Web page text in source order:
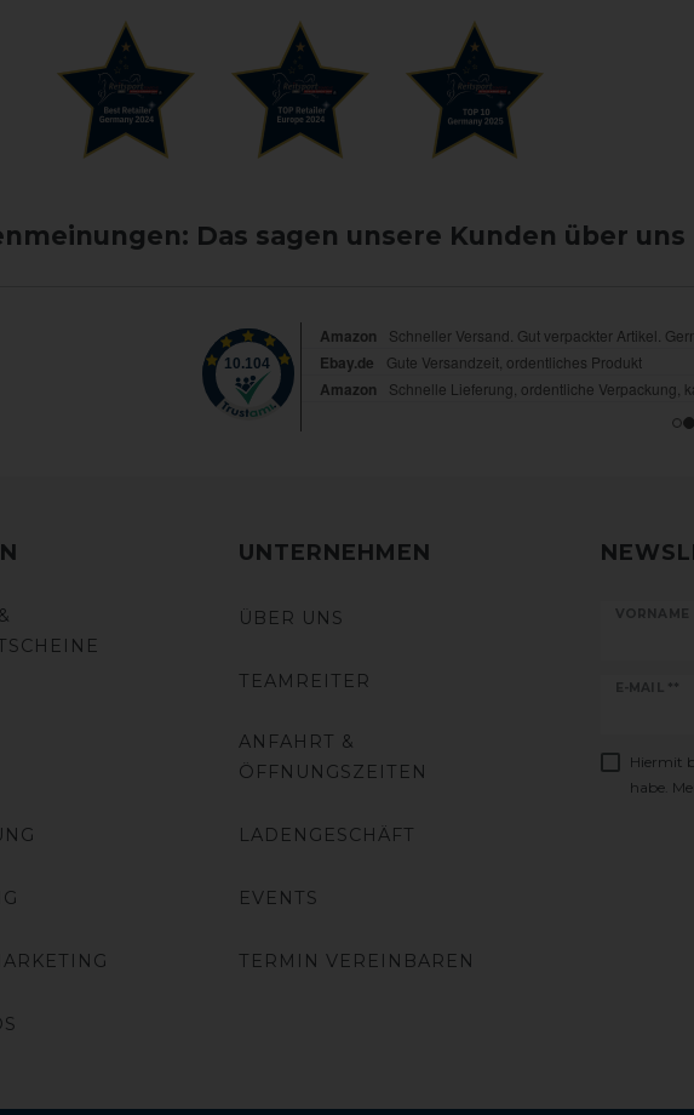
Das sagen unsere Kunden über uns
UNTERNEHMEN
ÜBER UNS
TEAMREITER
ANFAHRT &
ÖFFNUNGSZEITEN
LADENGESCHÄFT
EVENTS
TERMIN VEREINBAREN
VORNAME
E-MAIL **
Hiermit
habe.